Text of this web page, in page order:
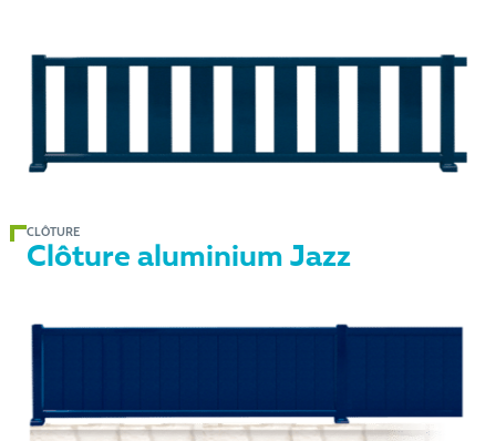
CLÔTURE
Clôture aluminium Jazz